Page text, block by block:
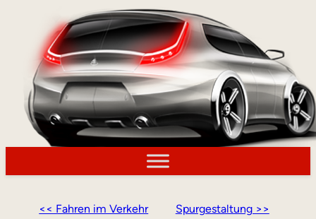
<< Fahren im Verkehr Spurgestaltung >>